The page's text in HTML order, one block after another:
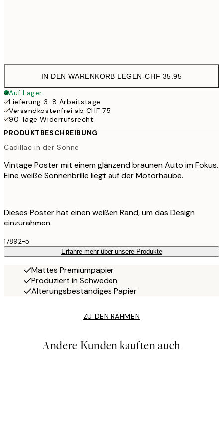
IN DEN WARENKORB LEGEN-CHF 35.95
Auf Lager
Lieferung 3-8 Arbeitstage
Versandkostenfrei ab CHF 75
90 Tage Widerrufsrecht
PRODUKTBESCHREIBUNG
Cadillac in der Sonne
Vintage Poster mit einem glänzend braunen Auto im Fokus.
Eine weiße Sonnenbrille liegt auf der Motorhaube.
Dieses Poster hat einen weißen Rand, um das Design
einzurahmen.
17892-5
Erfahre mehr über unsere Produkte
Mattes Premiumpapier
Produziert in Schweden
Alterungsbeständiges Papier
ZU DEN RAHMEN
Andere Kunden kauften auch